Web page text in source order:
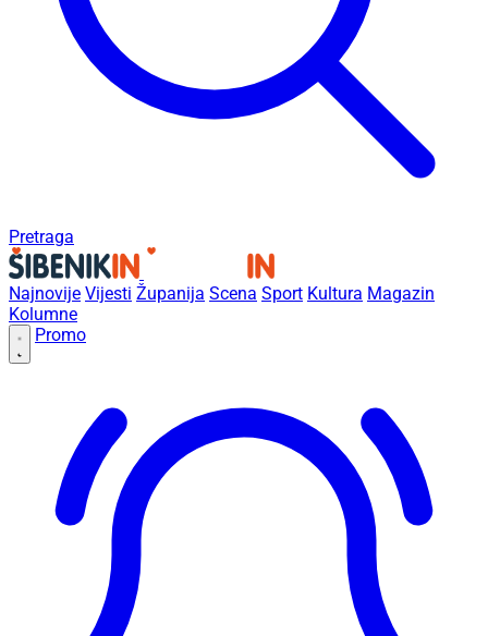
Pretraga
Najnovije Vijesti Županija Scena Sport Kultura Magazin
Kolumne
Promo